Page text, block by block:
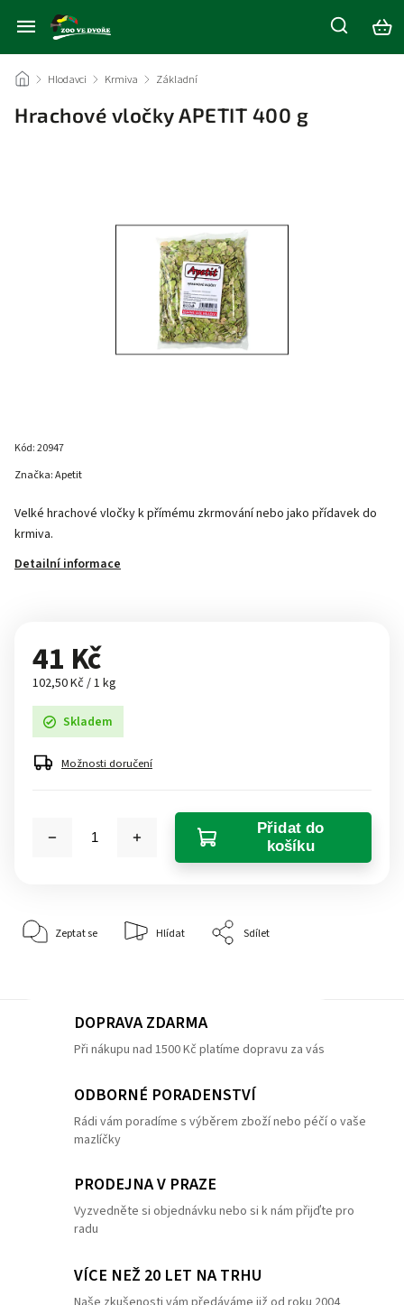
/ Hlodavci / Krmiva / Základní
Hrachové vločky APETIT 400 g
Kód:20947
Velké hrachové vločky k přímému zkrmování nebo jako přídavek do
krmiva.
Detailní informace
Značka:Apetit
41 Kč
102,50 Kč / 1 kg
Skladem
Možnosti doručení
Přidat do
košíku
Zeptat se Hlídat Sdílet
DOPRAVA ZDARMA
Při nákupu nad 1500 Kč platíme dopravu za vás
ODBORNÉ PORADENSTVÍ
Rádi vám poradíme s výběrem zboží nebo péčí o vaše
mazlíčky
PRODEJNA V PRAZE
Vyzvedněte si objednávku nebo si k nám přijďte pro
radu
VÍCE NEŽ 20 LET NA TRHU